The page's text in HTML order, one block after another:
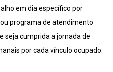
em dia específico por
programa de atendimento
seja cumprida a jornada de
por cada vínculo ocupado.